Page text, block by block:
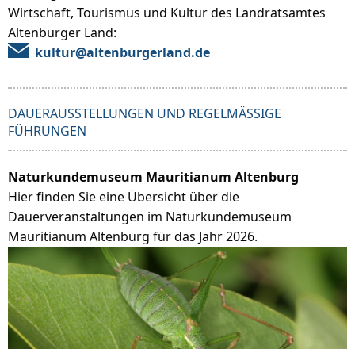
Wirtschaft, Tourismus und Kultur des Landratsamtes
Altenburger Land:
kultur@altenburgerland.de
DAUERAUSSTELLUNGEN UND REGELMÄSSIGE F
ÜHRUNGEN
Naturkundemuseum Mauritianum Altenburg
Hier finden Sie eine Übersicht über die
Dauerveranstaltungen im Naturkundemuseum
Mauritianum Altenburg für das Jahr 2026.